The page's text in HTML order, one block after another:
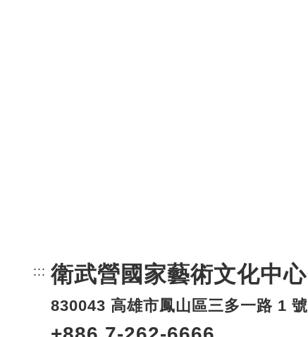
::: 頁尾網站資訊。
衛武營國家藝術文化中心
830043 高雄市鳳山區三多一路 1 號